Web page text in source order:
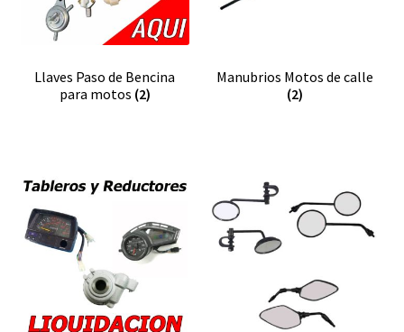
Llaves Paso de Bencina
para motos (2)
Manubrios Motos de calle
(2)